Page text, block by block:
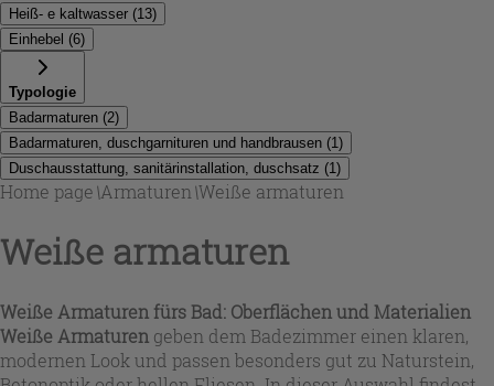
Heiß- e kaltwasser (13)
Einhebel (6)
Typologie
Badarmaturen (2)
Badarmaturen, duschgarnituren und handbrausen (1)
Duschausstattung, sanitärinstallation, duschsatz (1)
Home page\Armaturen \Weiße armaturen
Weiße armaturen
Weiße Armaturen fürs Bad: Oberflächen und Materialien
Weiße Armaturen geben dem Badezimmer einen klaren,
modernen Look und passen besonders gut zu Naturstein,